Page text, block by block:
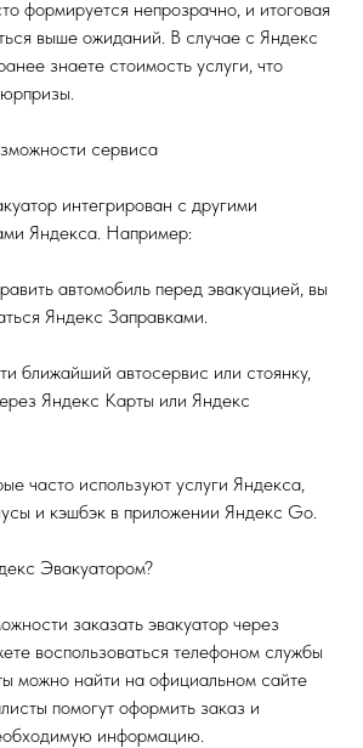
формируется непрозрачно, и итоговая
выше ожиданий. В случае с Яндекс
знаете стоимость услуги, что
сервиса
интегрирован с другими
Яндекса. Например:
автомобиль перед эвакуацией, вы
Яндекс Заправками.
ближайший автосервис или стоянку,
Яндекс Карты или Яндекс
часто используют услуги Яндекса,
и кэшбэк в приложении Яндекс Go.
Эвакуатором?
заказать эвакуатор через
воспользоваться телефоном службы
можно найти на официальном сайте
помогут оформить заказ и
информацию.